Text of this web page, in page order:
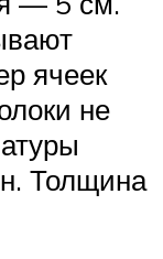
ячеек
не
Толщина